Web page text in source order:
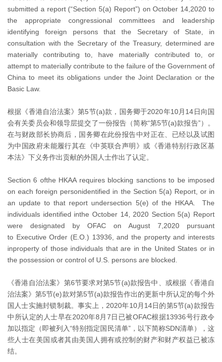
submitted a report (“Section 5(a) Report”) on October 14,2020 to
the appropriate congressional committees and leadership
identifying foreign persons that the Secretary of State, in
consultation with the Secretary of the Treasury, determined are
materially contributing to, have materially contributed to, or
attempt to materially contribute to the failure of the Government of
China to meet its obligations under the Joint Declaration or the
Basic Law.
根据《香港自治法案》第5节(a)款，国务卿于2020年10月14日向国
会有关委员会和领导层提交了一份报告（简称“第5节(a)款报告”）。
在与财政部长协商后，国务卿在此份报告中对正在、已经以及试图
为中国政府未能履行其在《中英联合声明》或《香港特别行政区基
本法》下义务作出贡献的外国人士作出了认定。
Section 6 ofthe HKAA requires blocking sanctions to be imposed
on each foreign personidentified in the Section 5(a) Report, or in
an update to that report undersection 5(e) of the HKAA. The
individuals identified inthe October 14, 2020 Section 5(a) Report
were designated by OFAC on August 7,2020 pursuant
to Executive Order (E.O.) 13936, and the property and interests
inproperty of those individuals that are in the United States or in
the possession or control of U.S. persons are blocked.
《香港自治法案》第6节要求对第5节(a)款报告中、或根据《香港自
治法案》第5节(e)款对第5节(a)款报告作出的更新中所认定的每个外
国人士实施封锁制裁。事实上，2020年10月14日的第5节(a)款报告
中所认定的人士早在2020年8月7日已被OFAC根据13936号行政令
加以指定（即被列入“特别指定国民清单”，以下简称SDN清单），这
些人士在美国或者其由美国人拥有或控制的财产和财产权益已被冻
结。